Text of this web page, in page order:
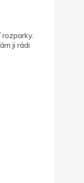
ji rádi